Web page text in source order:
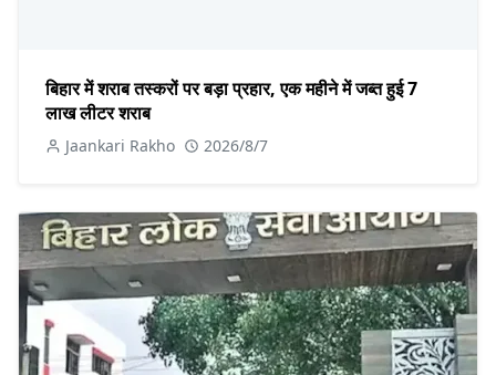
बिहार में शराब तस्करों पर बड़ा प्रहार, एक महीने में जब्त हुई 7
लाख लीटर शराब
Jaankari Rakho 2026/8/7